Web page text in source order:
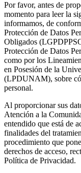
Por favor, antes de
momento para leer la
informamos, de
Protección de Datos
Obligados
Protección de Datos
como por los
en Posesión de la
(LPDUNAM), sobre
personal.
Al proporcionar sus
Atención a la
entendido que está de
finalidades del
procedimiento que
derechos de acceso,
Política de Privacidad.